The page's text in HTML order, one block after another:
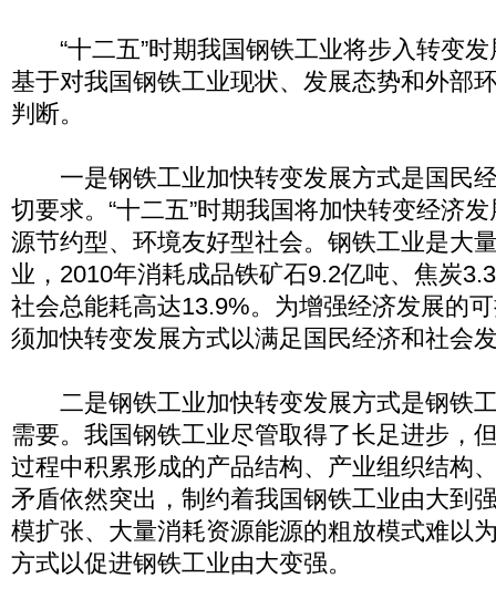
“十二五”时期我国钢铁工业将步入转变发
基于对我国钢铁工业现状、发展态势和外部
判断。
一是钢铁工业加快转变发展方式是国民
切要求。“十二五”时期我国将加快转变经济
源节约型、环境友好型社会。钢铁工业是大
业，2010年消耗成品铁矿石9.2亿吨、焦炭
社会总能耗高达13.9%。为增强经济发展的
须加快转变发展方式以满足国民经济和社会
二是钢铁工业加快转变发展方式是钢铁
需要。我国钢铁工业尽管取得了长足进步，
过程中积累形成的产品结构、产业组织结构
矛盾依然突出，制约着我国钢铁工业由大到
模扩张、大量消耗资源能源的粗放模式难以
方式以促进钢铁工业由大变强。